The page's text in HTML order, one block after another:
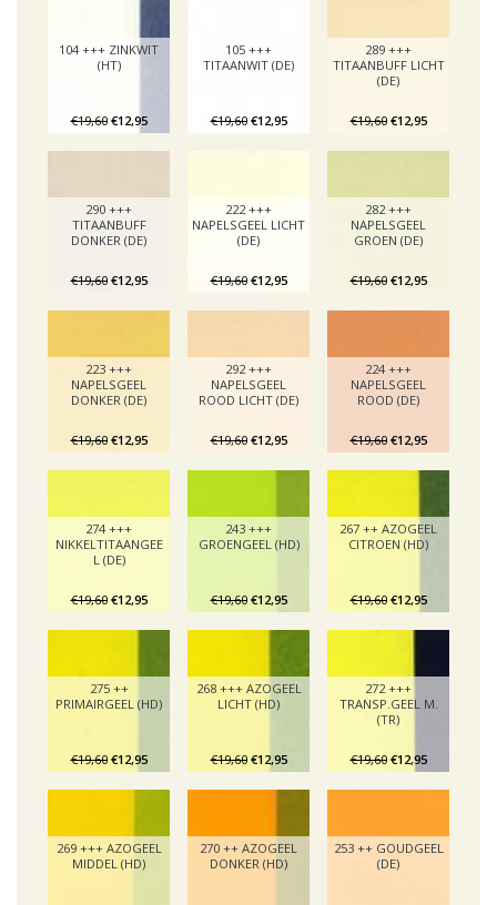
104 +++ ZINKWIT
(HT)
€19,60 €12,95
105 +++
TITAANWIT (DE)
€19,60 €12,95
289 +++
TITAANBUFF LICHT
(DE)
€19,60 €12,95
290 +++
TITAANBUFF
DONKER (DE)
€19,60 €12,95
222 +++
NAPELSGEEL LICHT
(DE)
€19,60 €12,95
282 +++
NAPELSGEEL
GROEN (DE)
€19,60 €12,95
223 +++
NAPELSGEEL
DONKER (DE)
€19,60 €12,95
292 +++
NAPELSGEEL
ROOD LICHT (DE)
€19,60 €12,95
224 +++
NAPELSGEEL
ROOD (DE)
€19,60 €12,95
274 +++
NIKKELTITAANGEE
L (DE)
€19,60 €12,95
243 +++
GROENGEEL (HD)
€19,60 €12,95
267 ++ AZOGEEL
CITROEN (HD)
€19,60 €12,95
275 ++
PRIMAIRGEEL (HD)
€19,60 €12,95
268 +++ AZOGEEL
LICHT (HD)
€19,60 €12,95
272 +++
TRANSP.GEEL M.
(TR)
€19,60 €12,95
269 +++ AZOGEEL
MIDDEL (HD)
270 ++ AZOGEEL
DONKER (HD)
253 ++ GOUDGEEL
(DE)